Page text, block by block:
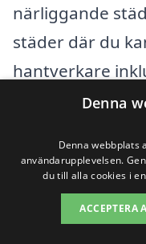
närliggande
städer där du
hantverkare
Nybro
Öland
Denna
Denna webbplats
användarupplevelsen.
du till alla cookies i
ACCEPTERA